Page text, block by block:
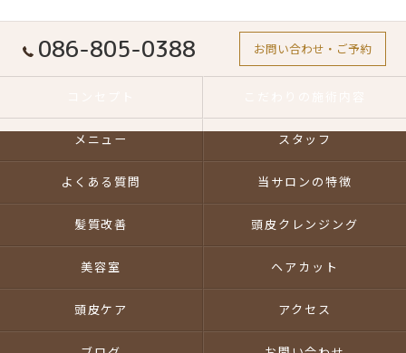
086-805-0388 お問い合わせ・ご予約
メニュー スタッフ
よくある質問 当サロンの特徴
髪質改善 頭皮クレンジング
美容室 ヘアカット
頭皮ケア アクセス